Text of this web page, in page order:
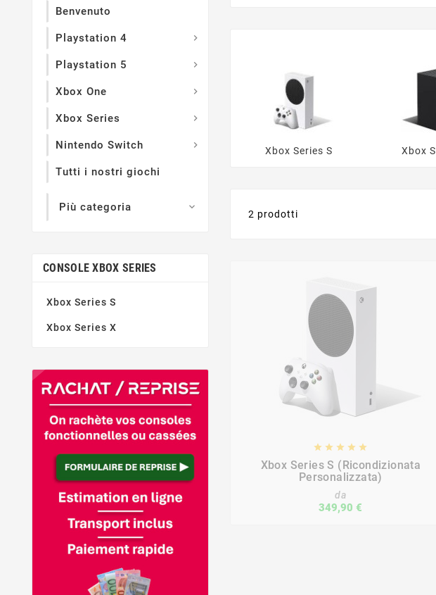
Benvenuto
Playstation 4 
Playstation 5 
Xbox One 
Xbox Series 
Nintendo Switch 
Tutti i nostri giochi
Più categoria 
CONSOLE XBOX SERIES
Xbox Series S
Xbox Series X
Xbox Series S Xbox
2 prodotti

    
Xbox Series S (ricondizionata
Personalizzata)
da
349,90 €